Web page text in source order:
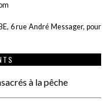
6 rue André Messager, pour
à la pêche